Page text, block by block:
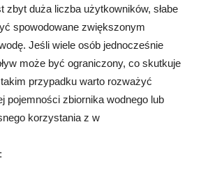
zbyt duża liczba użytkowników, słabe
spowodowane zwiększonym
Jeśli wiele osób jednocześnie
może być ograniczony, co skutkuje
przypadku warto rozważyć
pojemności zbiornika wodnego lub
korzystania z w